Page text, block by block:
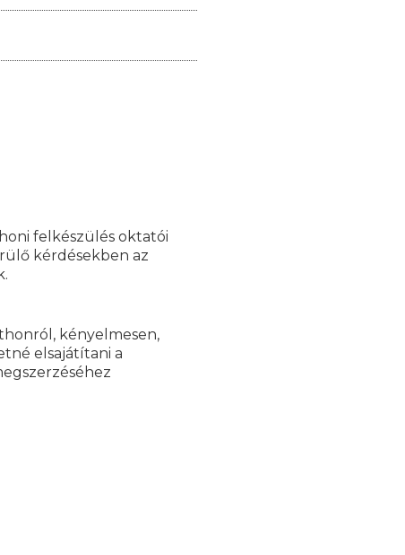
felkészülés oktatói
kérdésekben az
kényelmesen,
elsajátítani a